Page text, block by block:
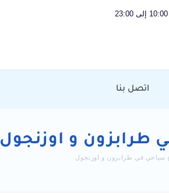
اتصل بنا
طرابزون و اوزنجول
سياحي في طرابزون و اوزنجول